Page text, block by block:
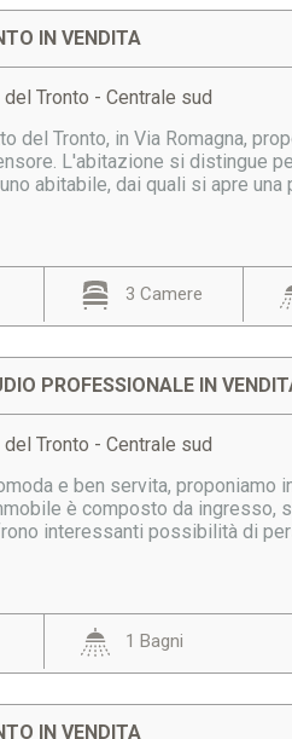
IN VENDITA
Tronto - Centrale sud
del Tronto, in Via Romagna,
L'abitazione si distingue
abitabile, dai quali si apre una
3 Camere
PROFESSIONALE IN
Tronto - Centrale sud
e ben servita, proponiamo
è composto da ingresso,
interessanti possibilità di
1 Bagni
IN VENDITA